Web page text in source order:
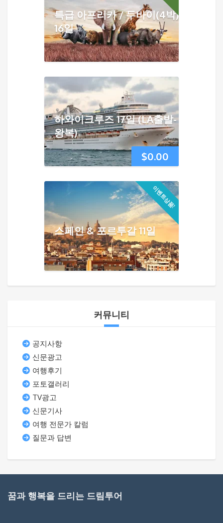
특급 아프리카 / 두바이(4박)
16일
$0.00
하와이크루즈 17일 (LA출발-
왕복)
이벤트상품!
스페인 & 포르투갈 11일
커뮤니티
공지사항
신문광고
여행후기
포토갤러리
TV광고
신문기사
여행 전문가 칼럼
질문과 답변
꿈과 행복을 드리는 드림투어